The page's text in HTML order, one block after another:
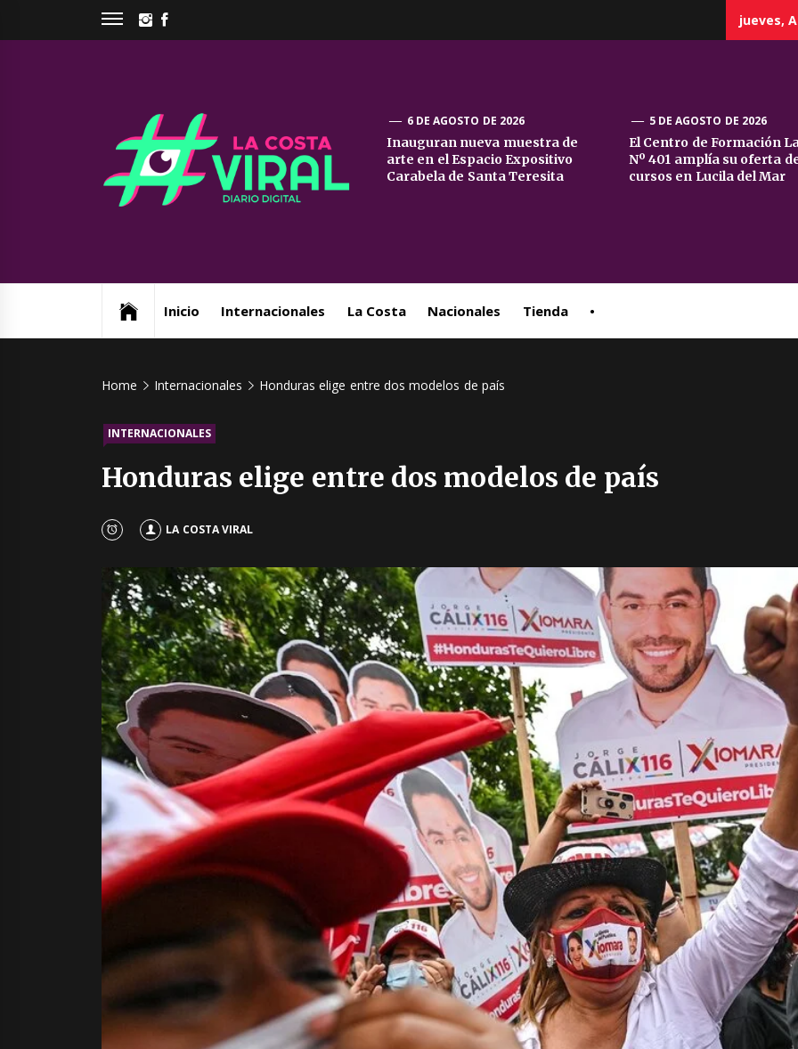
INSTAGRAM
jueves,
La
Costa
6 DE AGOSTO DE 2026
Inauguran nueva muestra de
arte en el Espacio Expositivo
Carabela de Santa Teresita
5 DE AGOSTO DE 2026
El Centro de Formación
Nº 401 amplía su oferta
cursos en Lucila del Mar
Inicio Internacionales La Costa Nacionales Tienda •
Home Internacionales Honduras elige entre dos modelos de país
INTERNACIONALES
Honduras elige entre dos modelos de país
LA COSTA VIRAL